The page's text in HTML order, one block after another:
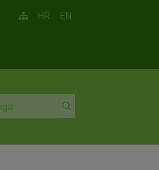
HR EN